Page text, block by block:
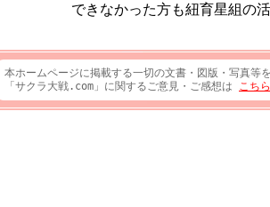
できなかった方も紐育星組の
本ホームページに掲載する一切の文書・図版・写真等
「サクラ大戦.com」に関するご意見・ご感想は こちら